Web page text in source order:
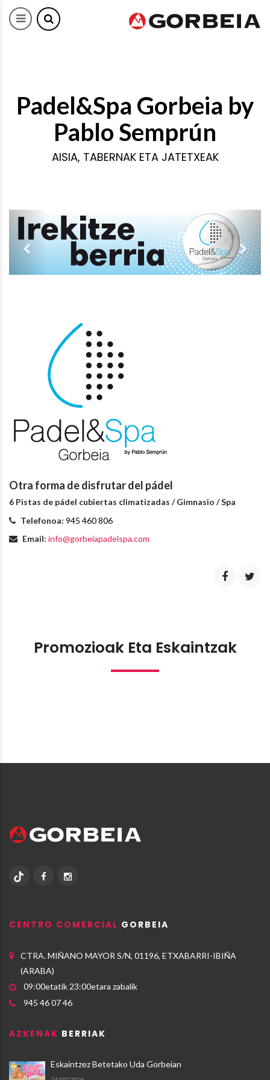
Padel&Spa Gorbeia by
Pablo Semprún
AISIA, TABERNAK ETA JATETXEAK
Previous
Otra forma de disfrutar del pádel
6 Pistas de pádel cubiertas climatizadas / Gimnasio / Spa
Telefonoa: 945 460 806
Email: info@gorbeiapadelspa.com
Promozioak Eta Eskaintzak
CENTRO COMERCIAL GORBEIA
CTRA. MIÑANO MAYOR S/N, 01196, ETXABARRI-IBIÑA
(ARABA)
09:00etatik 23:00etara zabalik
945 46 07 46
AZKENAK BERRIAK
Eskaintzez Betetako Uda Gorbeian